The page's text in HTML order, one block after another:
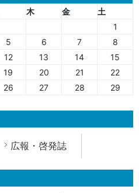
木 金
土
1
5 6 7
8
12 13 14
15
19 20 21
22
26 27 28
29
広報・啓発誌